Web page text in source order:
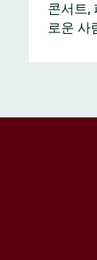
콘서트,
로운 사